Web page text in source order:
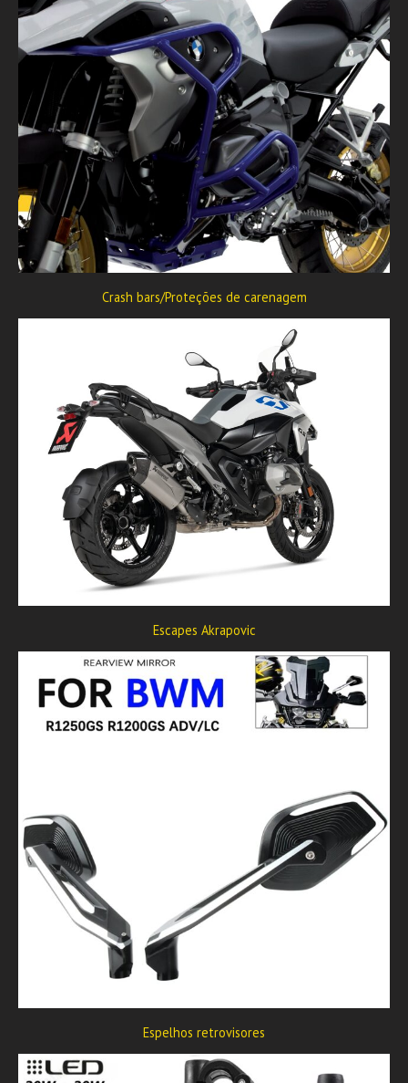
Crash bars/Proteções de carenagem
Escapes Akrapovic
Espelhos retrovisores